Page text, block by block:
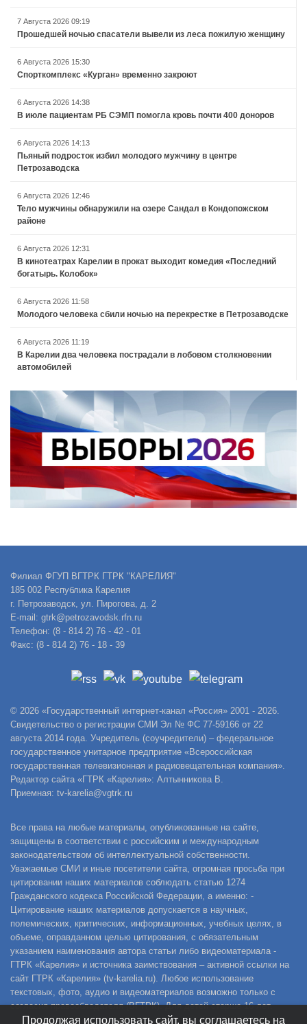
7 Августа 2026 09:19
Прошедшей ночью спасатели вывели из леса пожилую женщину
6 Августа 2026 15:30
Спорткомплекс «Курган» временно закроют
6 Августа 2026 14:38
В июле пациентам РБ СЭМП помогла кровь почти 400 доноров
6 Августа 2026 14:13
Пьяный подросток избил молодого мужчину в центре
Петрозаводска
6 Августа 2026 12:46
Тело мужчины обнаружили на озере Сандал в Кондопожском
районе
6 Августа 2026 12:31
В кинотеатрах Карелии в прокат выходит комедия «Последний
богатырь. Колобок»
6 Августа 2026 11:58
Молодого человека сбили ночью на перекрестке в Петрозаводске
6 Августа 2026 11:19
В Карелии два человека пострадали в лобовом столкновении
автомобилей
Филиал ФГУП ВГТРК ГТРК "КАРЕЛИЯ"
185 002 Республика Карелия
г. Петрозаводск, ул. Пирогова, д. 2
E-mail: gtrk@petrozavodsk.rfn.ru
Телефон: (8 - 814 2) 76 - 42 - 01
Факс: (8 - 814 2) 76 - 18 - 39
© 2026 «Государственный интернет-канал «Россия» 2001 - 2026.
Свидетельство о регистрации СМИ Эл № ФС 77-59166 от 22
августа 2014 года. Учредитель (соучредители) – федеральное
государственное унитарное предприятие «Всероссийская
государственная телевизионная и радиовещательная компания».
Редактор сайта «ГТРК «Карелия»: Алтынникова В.
Приемная: tv-karelia@vgtrk.ru
Все права на любые материалы, опубликованные на сайте,
защищены в соответствии с российским и международным
законодательством об интеллектуальной собственности.
Уважаемые СМИ и иные посетители сайта, огромная просьба при
цитировании наших материалов соблюдать статью 1274
Гражданского кодекса Российской Федерации, а именно: -
Цитирование наших материалов допускается в научных,
полемических, критических, информационных, учебных целях, в
объеме, оправданном целью цитирования, с обязательным
указанием наименования автора статьи либо видеоматериала -
ГТРК «Карелия» и источника заимствования – активной ссылки на
сайт ГТРК «Карелия» (tv-karelia.ru). Любое использование
текстовых, фото, аудио и видеоматериалов возможно только с
согласия правообладателя (ВГТРК). Для детей старше 16 лет.
Продолжая использовать сайт, вы соглашаетесь на